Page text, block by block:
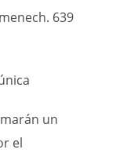
639
un
el